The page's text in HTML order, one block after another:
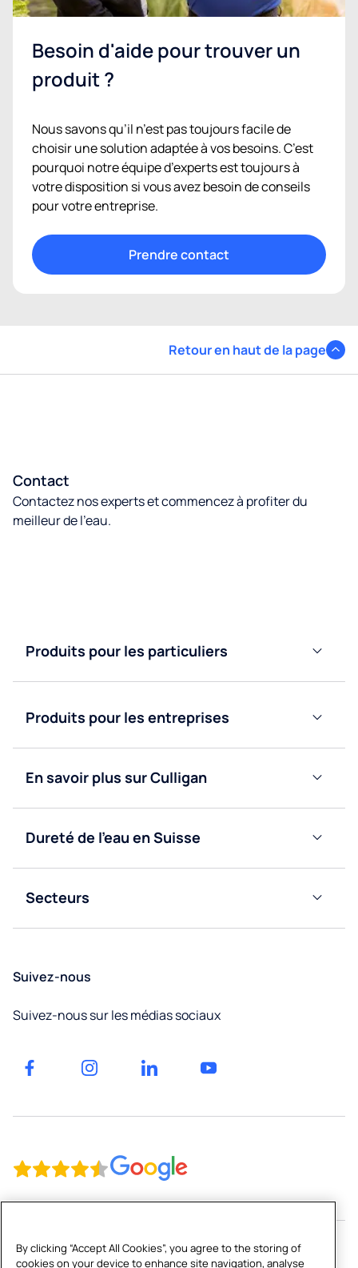
Besoin d'aide pour trouver un
produit ?
Nous savons qu’il n’est pas toujours facile de
choisir une solution adaptée à vos besoins. C’est
pourquoi notre équipe d’experts est toujours à
votre disposition si vous avez besoin de conseils
pour votre entreprise.
Prendre contact
Retour en haut de la page
Contact
Contactez nos experts et commencez à profiter du
meilleur de l’eau.
Produits pour les particuliers
Adoucisseurs
Purificateurs
à eau
réseau
Fontaines
bonbonne
Produits pour les entreprises
Fontaines
bonbonne
Fontaines
réseau
En savoir plus sur Culligan
Blog
Nous
contacter
Obtenir
devis
Dureté de l’eau en Suisse
Valais
Vaud
Genève
Secteurs
Bureaux
Facilities
management
Gyms
Suivez-nous
Suivez-nous sur les médias sociaux
By clicking “Accept All Cookies”, you agree to the storing of
cookies on your device to enhance site navigation, analyse